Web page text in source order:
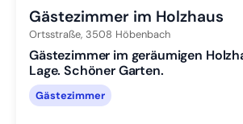
Gästezimmer im Holzhaus
Ortsstraße, 3508 Höbenbach
Gästezimmer im geräumigen
Lage. Schöner Garten.
Gästezimmer